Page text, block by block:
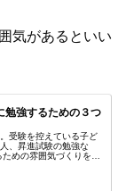
気があるといい
勉強するための３つ
受験を控えている子ど
、昇進試験の勉強な
めの雰囲気づくりを提